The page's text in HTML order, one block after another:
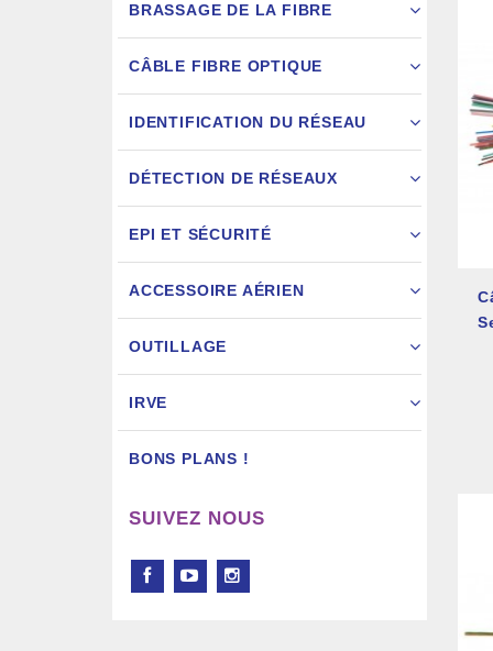
BRASSAGE DE LA FIBRE
CÂBLE FIBRE OPTIQUE
IDENTIFICATION DU RÉSEAU
DÉTECTION DE RÉSEAUX
EPI ET SÉCURITÉ
ACCESSOIRE AÉRIEN
OUTILLAGE
IRVE
BONS PLANS !
SUIVEZ NOUS